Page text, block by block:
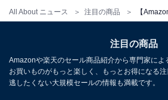
All About ニュース 注目の商品
Core i5-1235U メモリ16GB
Windows 11 プラチナシルバー 翌営
Amazonで見る
注目の商品
Amazonや楽天のセール商品紹介から専門家に
お買いものがもっと楽しく、もっとお得になる
逃したくない大規模セールの情報も満載です。